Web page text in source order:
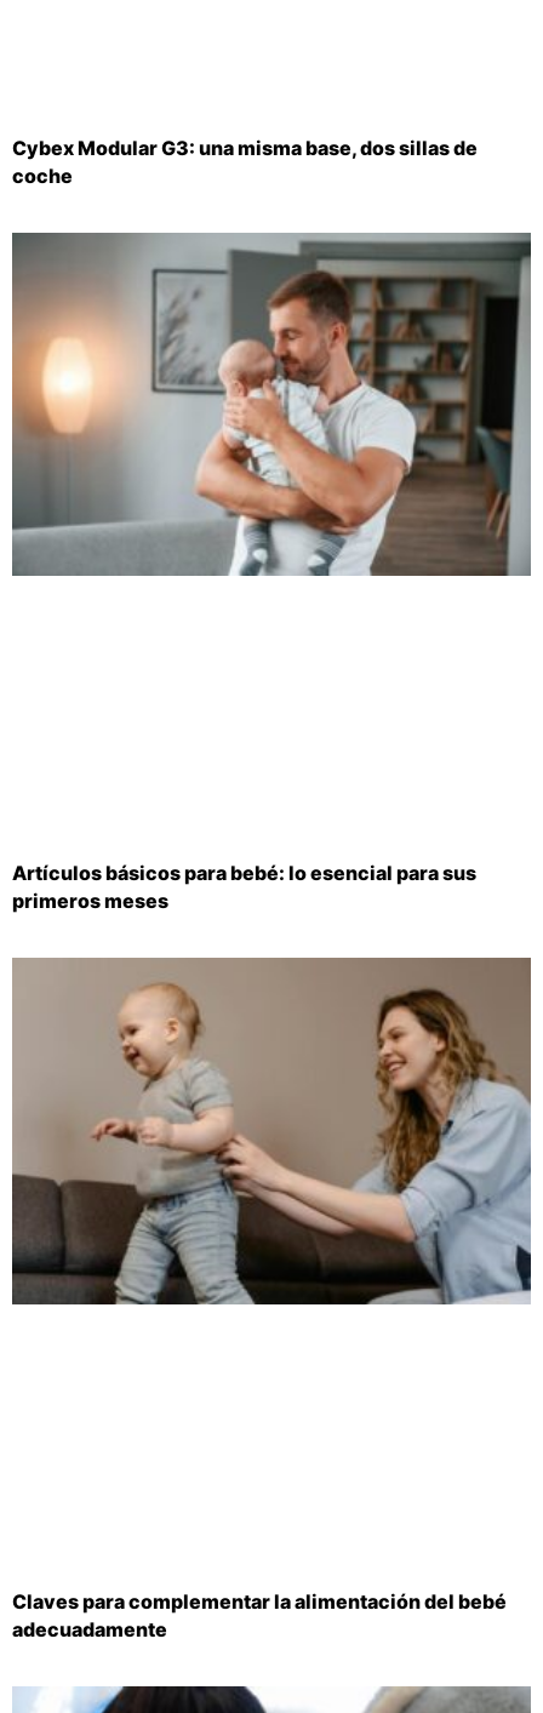
Cybex Modular G3: una misma base, dos sillas de
coche
Artículos básicos para bebé: lo esencial para sus
primeros meses
Claves para complementar la alimentación del bebé
adecuadamente